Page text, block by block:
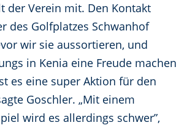
der Verein mit. Den Kontakt
des Golfplatzes Schwanhof
wir sie aussortieren, und
in Kenia eine Freude machen
es eine super Aktion für den
Goschler. „Mit einem
wird es allerdings schwer”,